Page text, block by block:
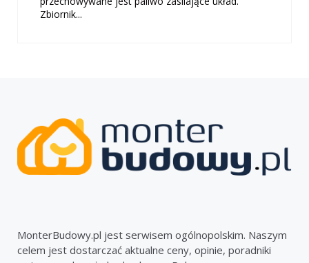
Zbiornik...
MonterBudowy.pl jest serwisem ogólnopolskim. Naszym
celem jest dostarczać aktualne ceny, opinie, poradniki